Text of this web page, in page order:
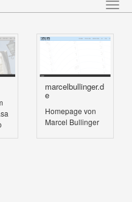
marcelbullinger.d
e
Homepage von
Marcel Bullinger